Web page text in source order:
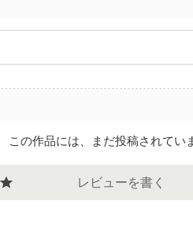
この作品には、まだ投稿されてい
レビューを書く